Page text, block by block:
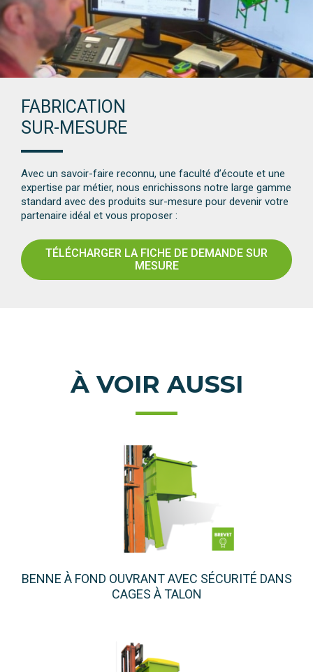
FABRICATION
SUR-MESURE
Avec un savoir-faire reconnu, une faculté d’écoute et une
expertise par métier, nous enrichissons notre large gamme
standard avec des produits sur-mesure pour devenir votre
partenaire idéal et vous proposer :
TÉLÉCHARGER LA FICHE DE DEMANDE SUR
MESURE
À VOIR AUSSI
BENNE À FOND OUVRANT AVEC SÉCURITÉ DANS
CAGES À TALON